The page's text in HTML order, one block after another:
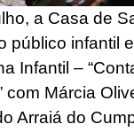
a Casa de
público infantil
Infantil –
com Márcia
Arraiá do